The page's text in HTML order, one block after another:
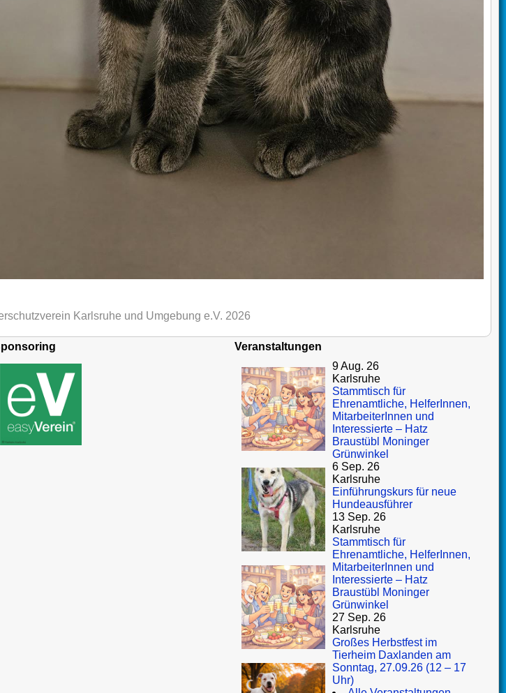
Karlsruhe und Umgebung e.V. 2026
Veranstaltungen
9 Aug. 26
Karlsruhe
Stammtisch für
Ehrenamtliche, HelferInnen,
MitarbeiterInnen und
Interessierte – Hatz
Braustübl Moninger
Grünwinkel
6 Sep. 26
Karlsruhe
Einführungskurs für neue
Hundeausführer
13 Sep. 26
Karlsruhe
Stammtisch für
Ehrenamtliche, HelferInnen,
MitarbeiterInnen und
Interessierte – Hatz
Braustübl Moninger
Grünwinkel
27 Sep. 26
Karlsruhe
Großes Herbstfest im
Tierheim Daxlanden am
Sonntag, 27.09.26 (12 – 17
Uhr)